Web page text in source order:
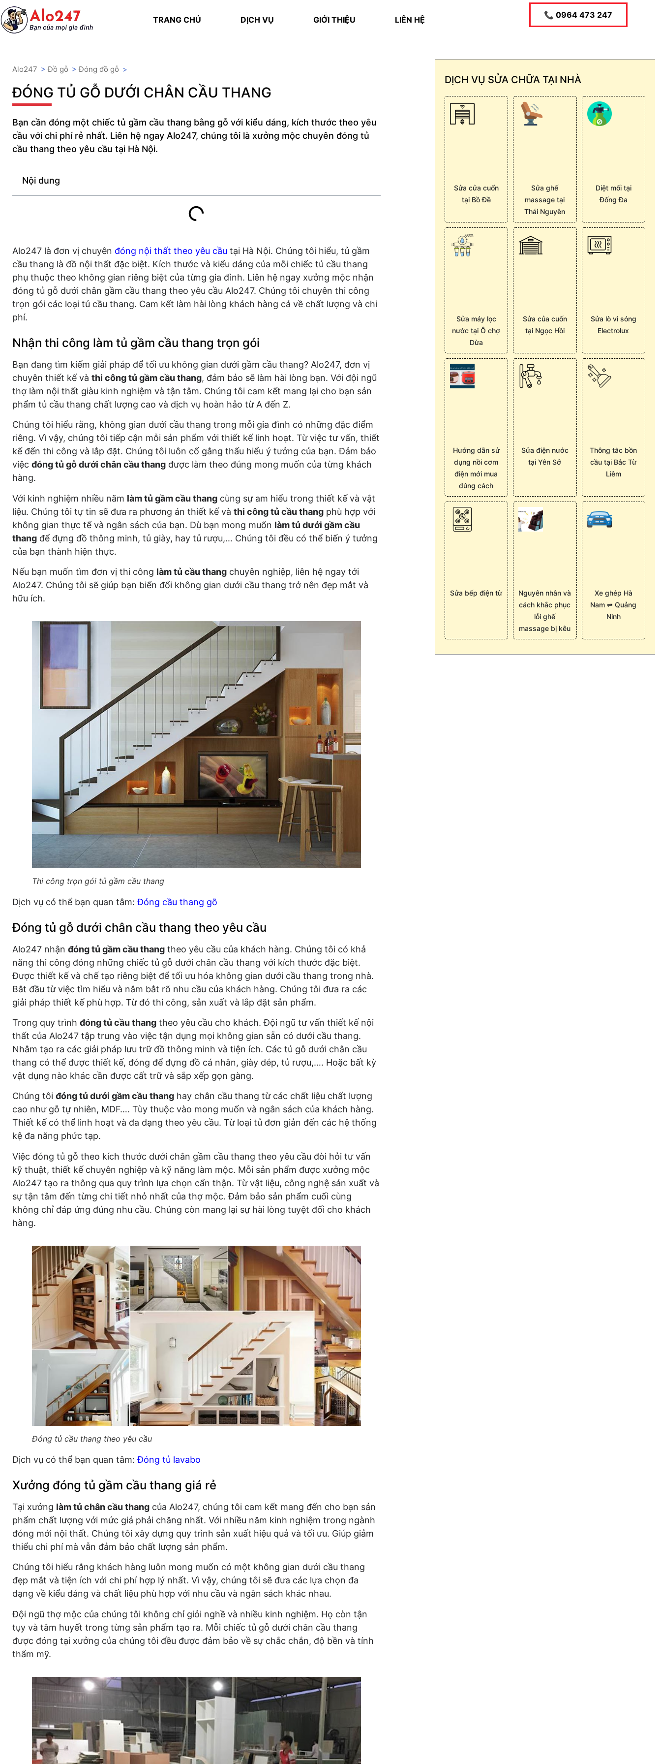
TRANG CHỦ DỊCH VỤ GIỚI THIỆU LIÊN HỆ 📞 0964 473 247
Alo247 >Đồ gỗ >Đóng đồ gỗ >
ĐÓNG TỦ GỖ DƯỚI CHÂN CẦU THANG
Bạn cần đóng một chiếc tủ gầm cầu thang bằng gỗ với kiểu dáng, kích thước theo yêu
cầu với chi phí rẻ nhất. Liên hệ ngay Alo247, chúng tôi là xưởng mộc chuyên đóng tủ
cầu thang theo yêu cầu tại Hà Nội.
Nội dung
Alo247 là đơn vị chuyên đóng nội thất theo yêu cầu tại Hà Nội. Chúng tôi hiểu, tủ gầm
cầu thang là đồ nội thất đặc biệt. Kích thước và kiểu dáng của mỗi chiếc tủ cầu thang
phụ thuộc theo không gian riêng biệt của từng gia đình. Liên hệ ngay xưởng mộc nhận
đóng tủ gỗ dưới chân gầm cầu thang theo yêu cầu Alo247. Chúng tôi chuyên thi công
trọn gói các loại tủ cầu thang. Cam kết làm hài lòng khách hàng cả về chất lượng và chi
phí.
Nhận thi công làm tủ gầm cầu thang trọn gói
Bạn đang tìm kiếm giải pháp để tối ưu không gian dưới gầm cầu thang? Alo247, đơn vị
chuyên thiết kế và thi công tủ gầm cầu thang, đảm bảo sẽ làm hài lòng bạn. Với đội ngũ
thợ làm nội thất giàu kinh nghiệm và tận tâm. Chúng tôi cam kết mang lại cho bạn sản
phẩm tủ cầu thang chất lượng cao và dịch vụ hoàn hảo từ A đến Z.
Chúng tôi hiểu rằng, không gian dưới cầu thang trong mỗi gia đình có những đặc điểm
riêng. Vì vậy, chúng tôi tiếp cận mỗi sản phẩm với thiết kế linh hoạt. Từ việc tư vấn, thiết
kế đến thi công và lắp đặt. Chúng tôi luôn cố gắng thấu hiểu ý tưởng của bạn. Đảm bảo
việc đóng tủ gỗ dưới chân cầu thang được làm theo đúng mong muốn của từng khách
hàng.
Với kinh nghiệm nhiều năm làm tủ gầm cầu thang cùng sự am hiểu trong thiết kế và vật
liệu. Chúng tôi tự tin sẽ đưa ra phương án thiết kế và thi công tủ cầu thang phù hợp với
không gian thực tế và ngân sách của bạn. Dù bạn mong muốn làm tủ dưới gầm cầu
thang để đựng đồ thông minh, tủ giày, hay tủ rượu,… Chúng tôi đều có thể biến ý tưởng
của bạn thành hiện thực.
Nếu bạn muốn tìm đơn vị thi công làm tủ cầu thang chuyên nghiệp, liên hệ ngay tới
Alo247. Chúng tôi sẽ giúp bạn biến đổi không gian dưới cầu thang trở nên đẹp mắt và
hữu ích.
Thi công trọn gói tủ gầm cầu thang
Dịch vụ có thể bạn quan tâm:Đóng cầu thang gỗ
Đóng tủ gỗ dưới chân cầu thang theo yêu cầu
Alo247 nhận đóng tủ gầm cầu thang theo yêu cầu của khách hàng. Chúng tôi có khả
năng thi công đóng những chiếc tủ gỗ dưới chân cầu thang với kích thước đặc biệt.
Được thiết kế và chế tạo riêng biệt để tối ưu hóa không gian dưới cầu thang trong nhà.
Bắt đầu từ việc tìm hiểu và nắm bắt rõ nhu cầu của khách hàng. Chúng tôi đưa ra các
giải pháp thiết kế phù hợp. Từ đó thi công, sản xuất và lắp đặt sản phẩm.
Trong quy trình đóng tủ cầu thang theo yêu cầu cho khách. Đội ngũ tư vấn thiết kế nội
thất của Alo247 tập trung vào việc tận dụng mọi không gian sẵn có dưới cầu thang.
Nhằm tạo ra các giải pháp lưu trữ đồ thông minh và tiện ích. Các tủ gỗ dưới chân cầu
thang có thể được thiết kế, đóng để đựng đồ cá nhân, giày dép, tủ rượu,…. Hoặc bất kỳ
vật dụng nào khác cần được cất trữ và sắp xếp gọn gàng.
Chúng tôi đóng tủ dưới gầm cầu thang hay chân cầu thang từ các chất liệu chất lượng
cao như gỗ tự nhiên, MDF…. Tùy thuộc vào mong muốn và ngân sách của khách hàng.
Thiết kế có thể linh hoạt và đa dạng theo yêu cầu. Từ loại tủ đơn giản đến các hệ thống
kệ đa năng phức tạp.
Việc đóng tủ gỗ theo kích thước dưới chân gầm cầu thang theo yêu cầu đòi hỏi tư vấn
kỹ thuật, thiết kế chuyên nghiệp và kỹ năng làm mộc. Mỗi sản phẩm được xưởng mộc
Alo247 tạo ra thông qua quy trình lựa chọn cẩn thận. Từ vật liệu, công nghệ sản xuất và
sự tận tâm đến từng chi tiết nhỏ nhất của thợ mộc. Đảm bảo sản phẩm cuối cùng
không chỉ đáp ứng đúng nhu cầu. Chúng còn mang lại sự hài lòng tuyệt đối cho khách
hàng.
Đóng tủ cầu thang theo yêu cầu
Dịch vụ có thể bạn quan tâm:Đóng tủ lavabo
Xưởng đóng tủ gầm cầu thang giá rẻ
Tại xưởng làm tủ chân cầu thang của Alo247, chúng tôi cam kết mang đến cho bạn sản
phẩm chất lượng với mức giá phải chăng nhất. Với nhiều năm kinh nghiệm trong ngành
đóng mới nội thất. Chúng tôi xây dựng quy trình sản xuất hiệu quả và tối ưu. Giúp giảm
thiểu chi phí mà vẫn đảm bảo chất lượng sản phẩm.
Chúng tôi hiểu rằng khách hàng luôn mong muốn có một không gian dưới cầu thang
đẹp mắt và tiện ích với chi phí hợp lý nhất. Vì vậy, chúng tôi sẽ đưa các lựa chọn đa
dạng về kiểu dáng và chất liệu phù hợp với nhu cầu và ngân sách khác nhau.
Đội ngũ thợ mộc của chúng tôi không chỉ giỏi nghề và nhiều kinh nghiệm. Họ còn tận
tụy và tâm huyết trong từng sản phẩm tạo ra. Mỗi chiếc tủ gỗ dưới chân cầu thang
được đóng tại xưởng của chúng tôi đều được đảm bảo về sự chắc chắn, độ bền và tính
thẩm mỹ.
DỊCH VỤ SỬA CHỮA TẠI NHÀ
Sửa cửa cuốn
tại Bồ Đề
Sửa ghế
massage tại
Thái Nguyên
Diệt mối tại
Đống Đa
Sửa máy lọc
nước tại Ô chợ
Dừa
Sửa của cuốn
tại Ngọc Hồi
Sửa lò vi sóng
Electrolux
Hướng dẫn sử
dụng nồi cơm
điện mới mua
đúng cách
Sửa điện nước
tại Yên Sở
Thông tắc bồn
cầu tại Bắc Từ
Liêm
Sửa bếp điện từ
Nguyên nhân và
cách khắc phục
lỗi ghế
massage bị kêu
Xe ghép Hà
Nam ⇌ Quảng
Ninh